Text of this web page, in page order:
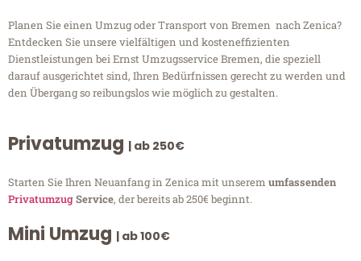
Planen Sie einen Umzug oder Transport von Bremen nach Zenica?
Entdecken Sie unsere vielfältigen und kosteneffizienten
Dienstleistungen bei Ernst Umzugsservice Bremen, die speziell
darauf ausgerichtet sind, Ihren Bedürfnissen gerecht zu werden und
den Übergang so reibungslos wie möglich zu gestalten.
Privatumzug | ab 250€
Starten Sie Ihren Neuanfang in Zenica mit unserem umfassenden
PrivatumzugService, der bereits ab 250€ beginnt.
Mini Umzug | ab 100€